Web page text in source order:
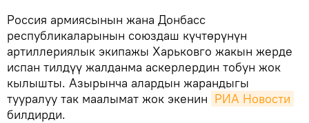
Россия армиясынын жана Донбасс
республикаларынын союздаш күчтөрүнүн
артиллериялык экипажы Харьковго жакын жерде
испан тилдүү жалданма аскерлердин тобун жок
кылышты. Азырынча алардын жарандыгы
тууралуу так маалымат жок экенин РИА Новости
билдирди.